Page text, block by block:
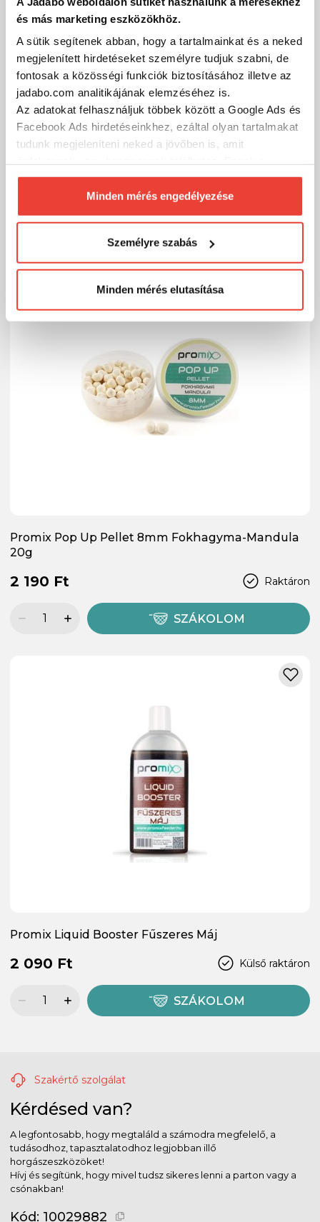
és más marketing eszközökhöz.
A sütik segítenek abban, hogy a tartalmainkat és a neked
megjelenített hirdetéseket személyre tudjuk szabni, de
fontosak a közösségi funkciók biztosításához illetve az
jadabo.com analitikájának elemzéséhez is.
Az adatokat felhasználjuk többek között a Google Ads és
Facebook Ads hirdetéseinkhez, ezáltal olyan tartalmakat
tudunk megjeleníteni neked a jövőben is, amit
biztosításához arra kérünk, hogy engedd meg
számunkra minden mérés használatát.
Természetesensoha semmilyen formában nem fogunk
megváltoztathatod a döntésed ezzel kapcsolatban.
Előre is köszönjük!
Minden mérés engedélyezése
Személyre szabás
Minden mérés elutasítása
SZÁKOLOM
Promix Pop Up Pellet 8mm Fokhagyma-Mandula
20g
Raktáron
2 190 Ft
SZÁKOLOM
Promix Liquid Booster Fűszeres Máj
Külső raktáron
2 090 Ft
SZÁKOLOM
Szakértő szolgálat
Kérdésed van?
A legfontosabb, hogy megtaláld a számodra megfelelő, a
tudásodhoz, tapasztalatodhoz legjobban illő
horgászeszközöket!
Hívj és segítünk, hogy mivel tudsz sikeres lenni a parton vagy a
csónakban!
Kód: 10029882